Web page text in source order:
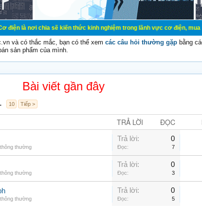
nơi chia sẽ kiến thức kinh nghiệm trong lãnh vực cơ điện, mua bán,
và có thắc mắc, bạn có thể xem các câu hỏi thường gặp bằng
sản phẩm của mình.
Bài viết gần đây
10 Tiếp >
TRẢ LỜI ĐỌC
thường
Trả lời: 0
Đọc: 7
thường
Trả lời: 0
Đọc: 3
thường
Trả lời: 0
Đọc: 5